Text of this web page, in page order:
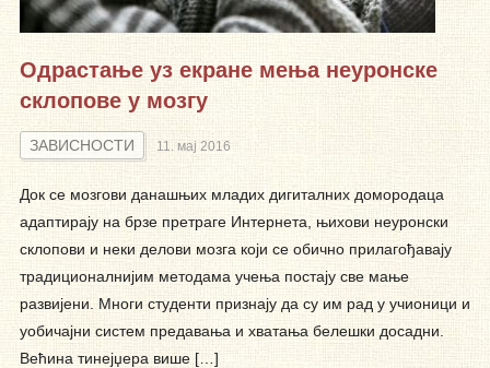
Одрастање уз екране мења неуронске
склопове у мозгу
ЗАВИСНОСТИ 11. мај 2016
Док се мозгови данашњих младих дигиталних домородаца
адаптирају на брзе претраге Интернета, њихови неуронски
склопови и неки делови мозга који се обично прилагођавају
традиционалнијим методама учења постају све мање
развијени. Многи студенти признају да су им рад у учионици и
уобичајни систем предавања и хватања белешки досадни.
Већина тинејџера више […]